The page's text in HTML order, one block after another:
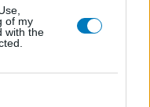
of my
with the
nemen met uw arts of